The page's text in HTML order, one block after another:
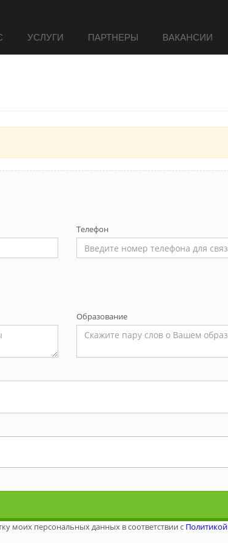
УСЛУГИ ПАРТНЕРЫ ВАКАНСИИ
Телефон
Образование
моих персональных данных в соответствии с Политикой